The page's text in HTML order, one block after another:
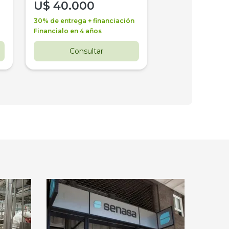
U$ 40.000
30% de entrega + financiación
Financialo en 4 años
Consultar